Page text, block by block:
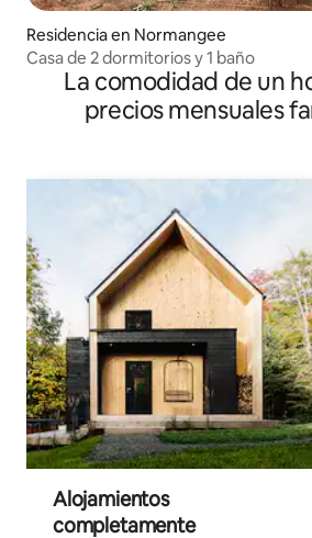
Residencia en Normangee
Casa de 2 dormitorios y 1 baño
La comodidad de un
precios mensuales
Alojamientos
completamente